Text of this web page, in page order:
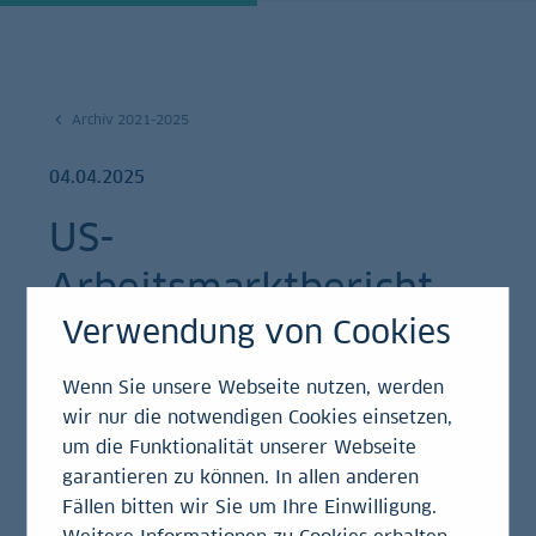
Archiv 2021-2025
04.04.2025
US-
Arbeitsmarktbericht
März 2025
Einschätzung
Das US-Arbeitsministerium hat soeben seinen
Verwendung von Cookies
Wenn Sie unsere Webseite nutzen, werden
wir nur die notwendigen Cookies einsetzen,
um die Funktionalität unserer Webseite
garantieren zu können. In allen anderen
Fällen bitten wir Sie um Ihre Einwilligung.